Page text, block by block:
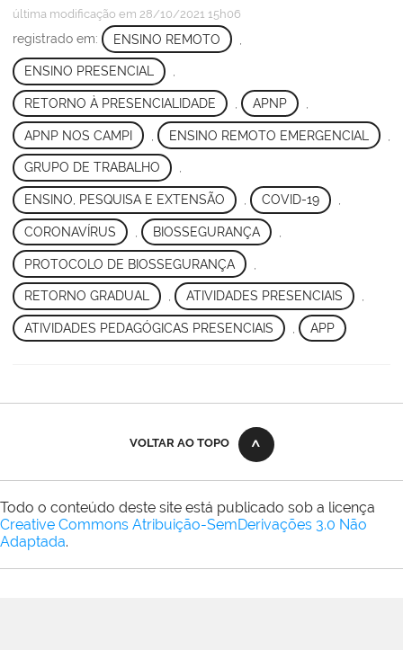
última modificação em 28/10/2021 15h06
registrado em: ENSINO REMOTO
ENSINO PRESENCIAL ,
RETORNO À PRESENCIALIDADE APNP
APNP NOS CAMPI ENSINO REMOTO EMERGENCIAL
GRUPO DE TRABALHO ,
ENSINO, PESQUISA E EXTENSÃO COVID-19
CORONAVÍRUS BIOSSEGURANÇA
PROTOCOLO DE BIOSSEGURANÇA
RETORNO GRADUAL , ATIVIDADES PRESENCIAIS ,
ATIVIDADES PEDAGÓGICAS PRESENCIAIS APP
VOLTAR AO TOPO
Todo o conteúdo deste site está publicado sob a licença
Creative Commons Atribuição-SemDerivações 3.0 Não
Adaptada.